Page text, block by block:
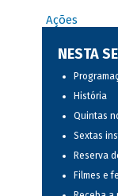
Ações
NESTA
História
Quintas
Sextas
Reserva
Filmes e